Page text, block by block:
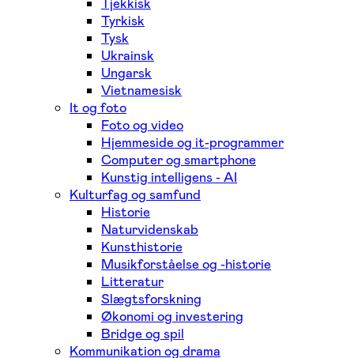
Tyrkisk
Tysk
Ukrainsk
Ungarsk
Vietnamesisk
It og foto
Foto og video
Hjemmeside og it-programmer
Computer og smartphone
Kunstig intelligens - AI
Kulturfag og samfund
Historie
Naturvidenskab
Kunsthistorie
Musikforståelse og -historie
Litteratur
Slægtsforskning
Økonomi og investering
Bridge og spil
Kommunikation og drama